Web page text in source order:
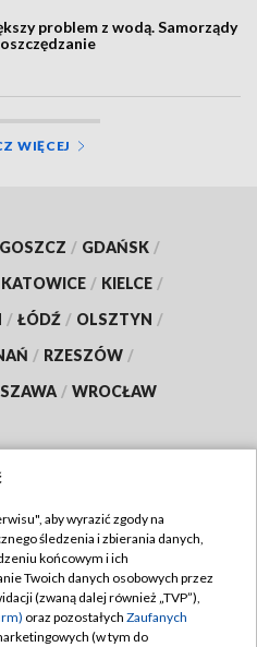
problem z wodą. Samorządy
WIĘCEJ
/ GDAŃSK /
KATOWICE / KIELCE /
/ ŁÓDŹ / OLSZTYN /
/ RZESZÓW /
/ WROCŁAW
TVP
TVP
prywatności
aby wyrazić zgody na
śledzenia i zbierania danych,
końcowym i ich
Twoich danych osobowych przez
(zwaną dalej również „TVP”),
oraz pozostałych Zaufanych
(w tym do